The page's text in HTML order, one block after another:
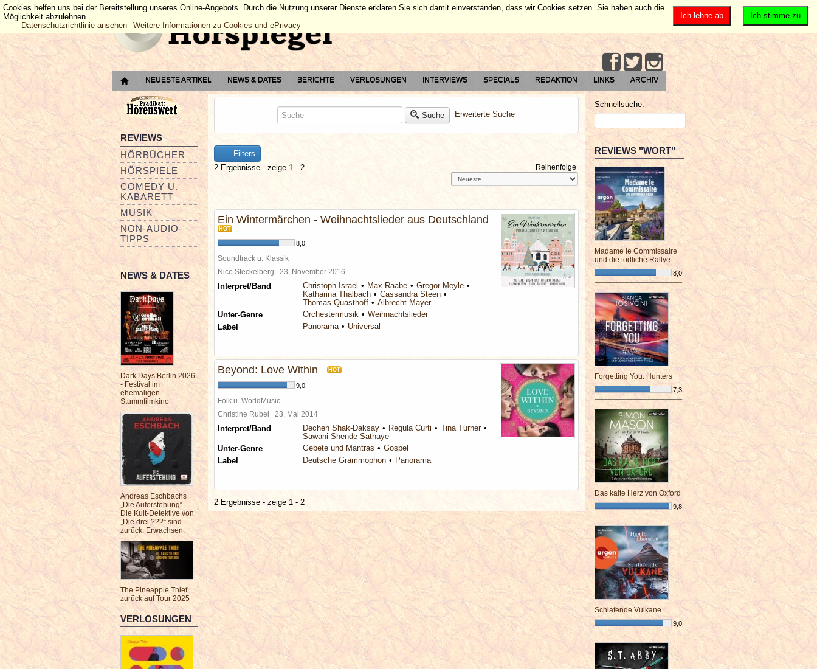
NEUESTE ARTIKEL NEWS & DATES BERICHTE VERLOSUNGEN INTERVIEWS SPECIALS REDAKTION LINKS ARCHIV
REVIEWS
HÖRBÜCHER
HÖRSPIELE
COMEDY U.
KABARETT
MUSIK
NON-AUDIO-
TIPPS
NEWS & DATES
Dark Days Berlin 2026
- Festival im
ehemaligen
Stummfilmkino
Andreas Eschbachs
„Die Auferstehung“ –
Die Kult-Detektive von
„Die drei ???“ sind
zurück. Erwachsen.
The Pineapple Thief
zurück auf Tour 2025
VERLOSUNGEN
Suche Erweiterte Suche
Filters
2 Ergebnisse - zeige 1 - 2
Reihenfolge
Ein Wintermärchen - Weihnachtslieder aus Deutschland
HOT
8,0
Soundtrack u. Klassik
Nico Steckelberg 23. November 2016
Interpret/Band Christoph Israel Max Raabe
Gregor Meyle
Katharina Thalbach
Cassandra Steen
Thomas Quasthoff
Albrecht Mayer
Unter-Genre
Orchestermusik
Weihnachtslieder
Label
Panorama Universal
Beyond: Love Within HOT
9,0
Folk u. WorldMusic
Christine Rubel 23. Mai 2014
Interpret/Band Dechen Shak-Daksay Regula Curti
Tina Turner
Sawani Shende-Sathaye
Unter-Genre
Gebete und Mantras
Gospel
Label
Deutsche Grammophon Panorama
2 Ergebnisse - zeige 1 - 2
Schnellsuche:
REVIEWS "WORT"
Madame le Commissaire
und die tödliche Rallye
8,0
¯¯¯¯¯¯¯¯¯¯¯¯¯¯¯¯¯¯¯¯¯¯¯¯
Forgetting You: Hunters
7,3
¯¯¯¯¯¯¯¯¯¯¯¯¯¯¯¯¯¯¯¯¯¯¯¯
Das kalte Herz von Oxford
9,8
¯¯¯¯¯¯¯¯¯¯¯¯¯¯¯¯¯¯¯¯¯¯¯¯
Schlafende Vulkane
9,0
¯¯¯¯¯¯¯¯¯¯¯¯¯¯¯¯¯¯¯¯¯¯¯¯
Ich stimme zu
Ich lehne ab
Cookies helfen uns bei der Bereitstellung unseres Online-Angebots. Durch die Nutzung unserer Dienste erklären Sie sich damit einverstanden, dass wir Cookies setzen. Sie haben auch die
Möglichkeit abzulehnen.
Datenschutzrichtlinie ansehen
Weitere Informationen zu Cookies und ePrivacy